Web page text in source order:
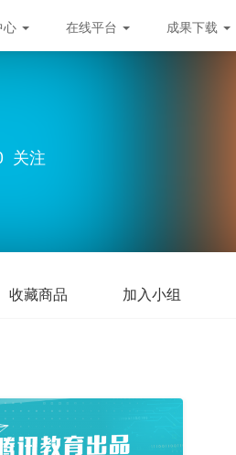
心 在线平台 成果下载
关注
收藏商品 加入小组